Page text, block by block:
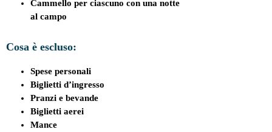
Cammello per ciascuno con una notte
al campo
Cosa è escluso:
Spese personali
Biglietti d’ingresso
Pranzi e bevande
Biglietti aerei
Mance